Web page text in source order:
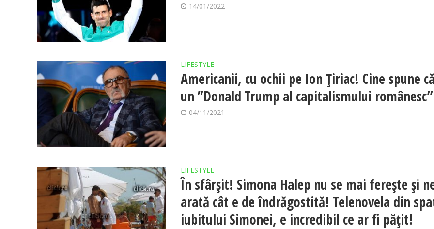
14/01/2022
LIFESTYLE
Americanii, cu ochii pe Ion Țiriac! Cine spune
un ”Donald Trump al capitalismului românesc”
04/11/2021
LIFESTYLE
În sfârșit! Simona Halep nu se mai ferește și
arată cât e de îndrăgostită! Telenovela din
iubitului Simonei, e incredibil ce ar fi pățit!